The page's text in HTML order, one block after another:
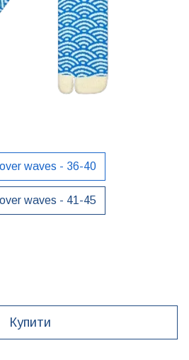
waves - 36-40
waves - 41-45
Купити